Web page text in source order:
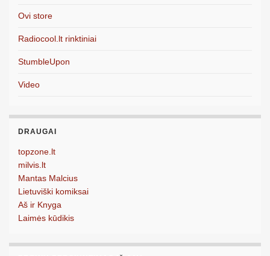
Ovi store
Radiocool.lt rinktiniai
StumbleUpon
Video
DRAUGAI
topzone.lt
milvis.lt
Mantas Malcius
Lietuviški komiksai
Aš ir Knyga
Laimės kūdikis